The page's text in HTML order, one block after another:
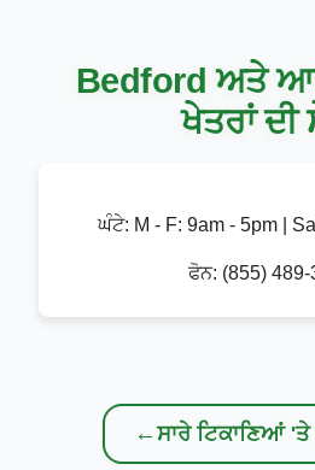
Bedford ਅਤੇ
ਖੇਤਰਾਂ ਦੀ
ਘੰਟੇ: M - F: 9am - 5pm |
ਫੋਨ: (855) 489-
←ਸਾਰੇ ਟਿਕਾਣਿਆਂ 'ਤੇ